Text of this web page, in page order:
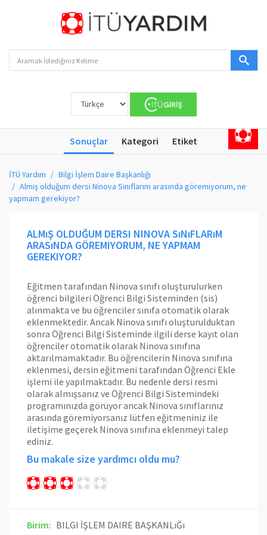
Sonuçlar Kategori Etiket
İTÜ Yardım
Bilgi İşlem Daire Başkanlığı
Almış olduğum dersi Ninova Sınıflarım arasında göremiyorum, ne
yapmam gerekiyor?
ALMıŞ OLDUĞUM DERSI NINOVA SıNıFLARıM
ARASıNDA GÖREMIYORUM, NE YAPMAM
GEREKIYOR?
Eğitmen tarafından Ninova sınıfı oluşturulurken
öğrenci bilgileri Öğrenci Bilgi Sisteminden (sis)
alınmakta ve bu öğrenciler sınıfa otomatik olarak
eklenmektedir. Ancak Ninova sınıfı oluşturulduktan
sonra Öğrenci Bilgi Sisteminde ilgili derse kayıt olan
öğrenciler otomatik olarak Ninova sınıfına
aktarılmamaktadır. Bu öğrencilerin Ninova sınıfına
eklenmesi, dersin eğitmeni tarafından Öğrenci Ekle
işlemi ile yapılmaktadır. Bu nedenle dersi resmi
olarak almışsanız ve Öğrenci Bilgi Sistemindeki
programınızda görüyor ancak Ninova sınıflarınız
arasında göremiyorsanız lütfen eğitmeniniz ile
iletişime geçerek Ninova sınıfına eklenmeyi talep
ediniz.
Bu makale size yardımcı oldu mu?
Birim: BILGI İŞLEM DAIRE BAŞKANLıĞı